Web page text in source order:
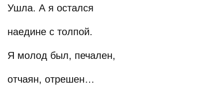
Ушла. А я остался
наедине с толпой.
Я молод был, печален,
отчаян, отрешен…